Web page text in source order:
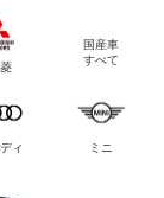
国産車
すべて
ィ ミニ